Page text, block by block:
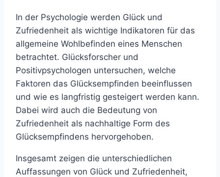
In der Psychologie werden Glück und
Zufriedenheit als wichtige Indikatoren für das
allgemeine Wohlbefinden eines Menschen
betrachtet. Glücksforscher und
Positivpsychologen untersuchen, welche
Faktoren das Glücksempfinden beeinflussen
und wie es langfristig gesteigert werden kann.
Dabei wird auch die Bedeutung von
Zufriedenheit als nachhaltige Form des
Glücksempfindens hervorgehoben.
Insgesamt zeigen die unterschiedlichen
Auffassungen von Glück und Zufriedenheit,